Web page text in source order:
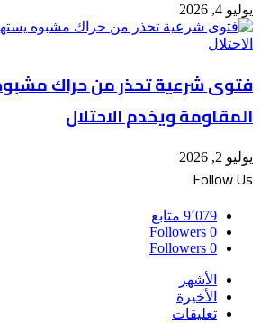
يوليو 4, 2026
فتوى شرعية تحذر من حراك
المقاومة ويخدم الاحتلال
يوليو 2, 2026
Follow Us
9٬079 متابع
0
Followers
0
Followers
الأشهر
الأخيرة
تعليقات